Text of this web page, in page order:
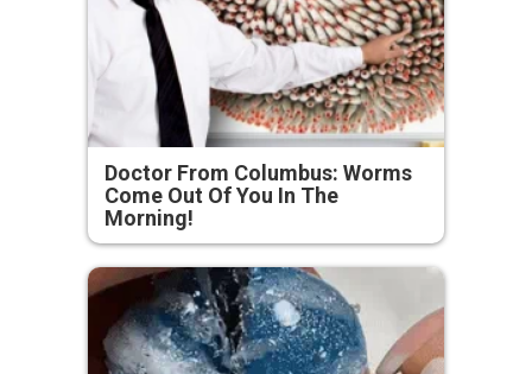
Doctor From Columbus: Worms
Come Out Of You In The
Morning!